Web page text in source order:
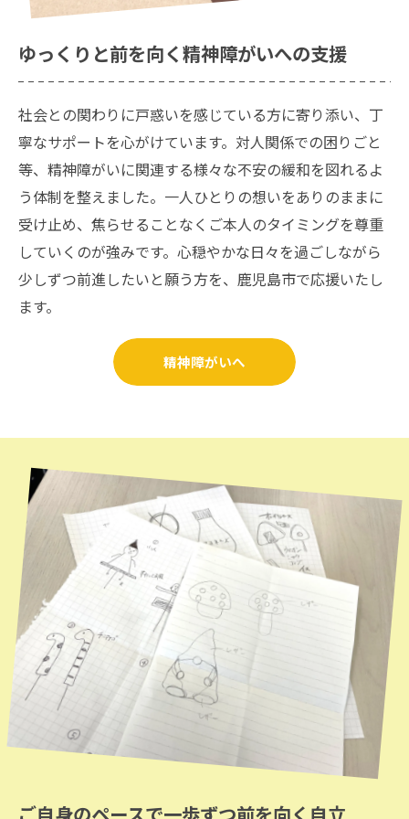
ゆっくりと前を向く精神障がいへの支援
社会との関わりに戸惑いを感じている方に寄り添い、丁
寧なサポートを心がけています。対人関係での困りごと
等、精神障がいに関連する様々な不安の緩和を図れるよ
う体制を整えました。一人ひとりの想いをありのままに
受け止め、焦らせることなくご本人のタイミングを尊重
していくのが強みです。心穏やかな日々を過ごしながら
少しずつ前進したいと願う方を、鹿児島市で応援いたし
ます。
精神障がいへ
ご自身のペースで一歩ずつ前を向く自立
お問い合わせはこちら